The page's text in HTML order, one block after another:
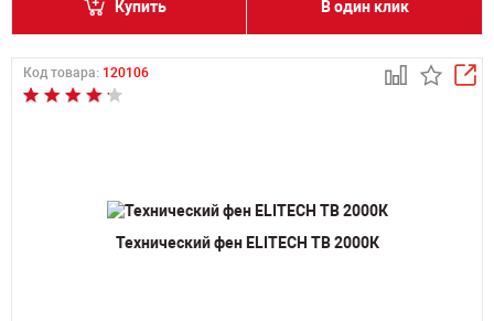
Купить В один клик
Код товара: 120106
Технический фен ELITECH ТВ 2000К